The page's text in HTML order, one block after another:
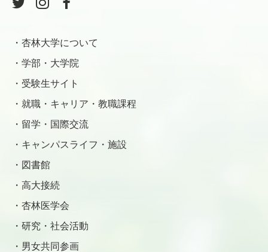
杏林大学について
学部・大学院
受験生サイト
就職・キャリア・教職課程
留学・国際交流
キャンパスライフ・施設
図書館
高大接続
杏林医学会
研究・社会活動
男女共同参画